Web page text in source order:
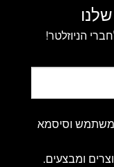
הניוזלטר!
משתמש וסיסמא
ומבצעים.